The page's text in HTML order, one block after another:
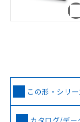
この形・シリ
カタログ/デ